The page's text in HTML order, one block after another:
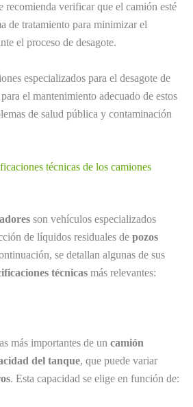
recomienda verificar que el camión esté
de tratamiento para minimizar el
el proceso de desagote.
especializados para el desagote de
el mantenimiento adecuado de estos
de salud pública y contaminación
técnicas de los camiones
son vehículos especializados
de líquidos residuales de pozos
se detallan algunas de sus
técnicas más relevantes:
más importantes de un camión
del tanque, que puede variar
. Esta capacidad se elige en función de: